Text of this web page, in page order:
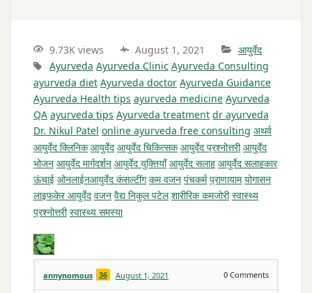
9.73K views August 1, 2021
आयुर्वेद
Ayurveda Ayurveda Clinic Ayurveda Consulting
ayurveda diet Ayurveda doctor Ayurveda Guidance
Ayurveda Health tips ayurveda medicine Ayurveda
QA ayurveda tips Ayurveda treatment dr ayurveda
Dr. Nikul Patel online ayurveda free consulting अथर्व
आयुर्वेद क्लिनिक आयुर्वेद आयुर्वेद चिकित्सक आयुर्वेद प्रश्नोत्तरी आयुर्वेद
भोजन आयुर्वेद मार्गदर्शन आयुर्वेद युक्तियाँ आयुर्वेद सलाह आयुर्वेद सलाहकार
ऊंचाई ओनलाईनआयुर्वेद कंसल्टींग कम वजन पंचकर्म प्राणायाम योगासन
लाइफकेर आयुर्वेद वजन वैद्य निकुल पटेल शारीरिक कमजोरी स्वास्थ्य
प्रश्नोत्तरी स्वास्थ्य समस्या
annynomous 36 August 1, 2021 0 Comments